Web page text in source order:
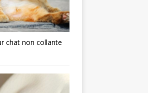
chat non collante